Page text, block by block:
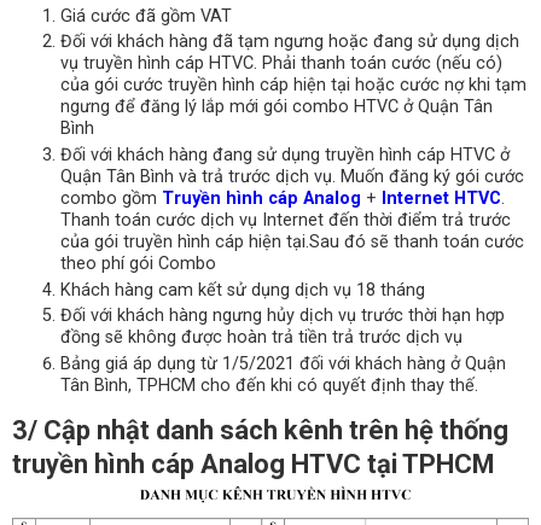
Giá cước đã gồm VAT
Đối với khách hàng đã tạm ngưng hoặc đang sử dụng dịch
vụ truyền hình cáp HTVC. Phải thanh toán cước (nếu có)
của gói cước truyền hình cáp hiện tại hoặc cước nợ khi tạm
ngưng để đăng lý lắp mới gói combo HTVC ở Quận Tân
Bình
Đối với khách hàng đang sử dụng truyền hình cáp HTVC ở
Quận Tân Bình và trả trước dịch vụ. Muốn đăng ký gói cước
combo gồm Truyền hình cáp Analog + Internet HTVC.
Thanh toán cước dịch vụ Internet đến thời điểm trả trước
của gói truyền hình cáp hiện tại.Sau đó sẽ thanh toán cước
theo phí gói Combo
Khách hàng cam kết sử dụng dịch vụ 18 tháng
Đối với khách hàng ngưng hủy dịch vụ trước thời hạn hợp
đồng sẽ không được hoàn trả tiền trả trước dịch vụ
Bảng giá áp dụng từ 1/5/2021 đối với khách hàng ở Quận
Tân Bình, TPHCM cho đến khi có quyết định thay thế.
3/ Cập nhật danh sách kênh trên hệ thống
truyền hình cáp Analog HTVC tại TPHCM